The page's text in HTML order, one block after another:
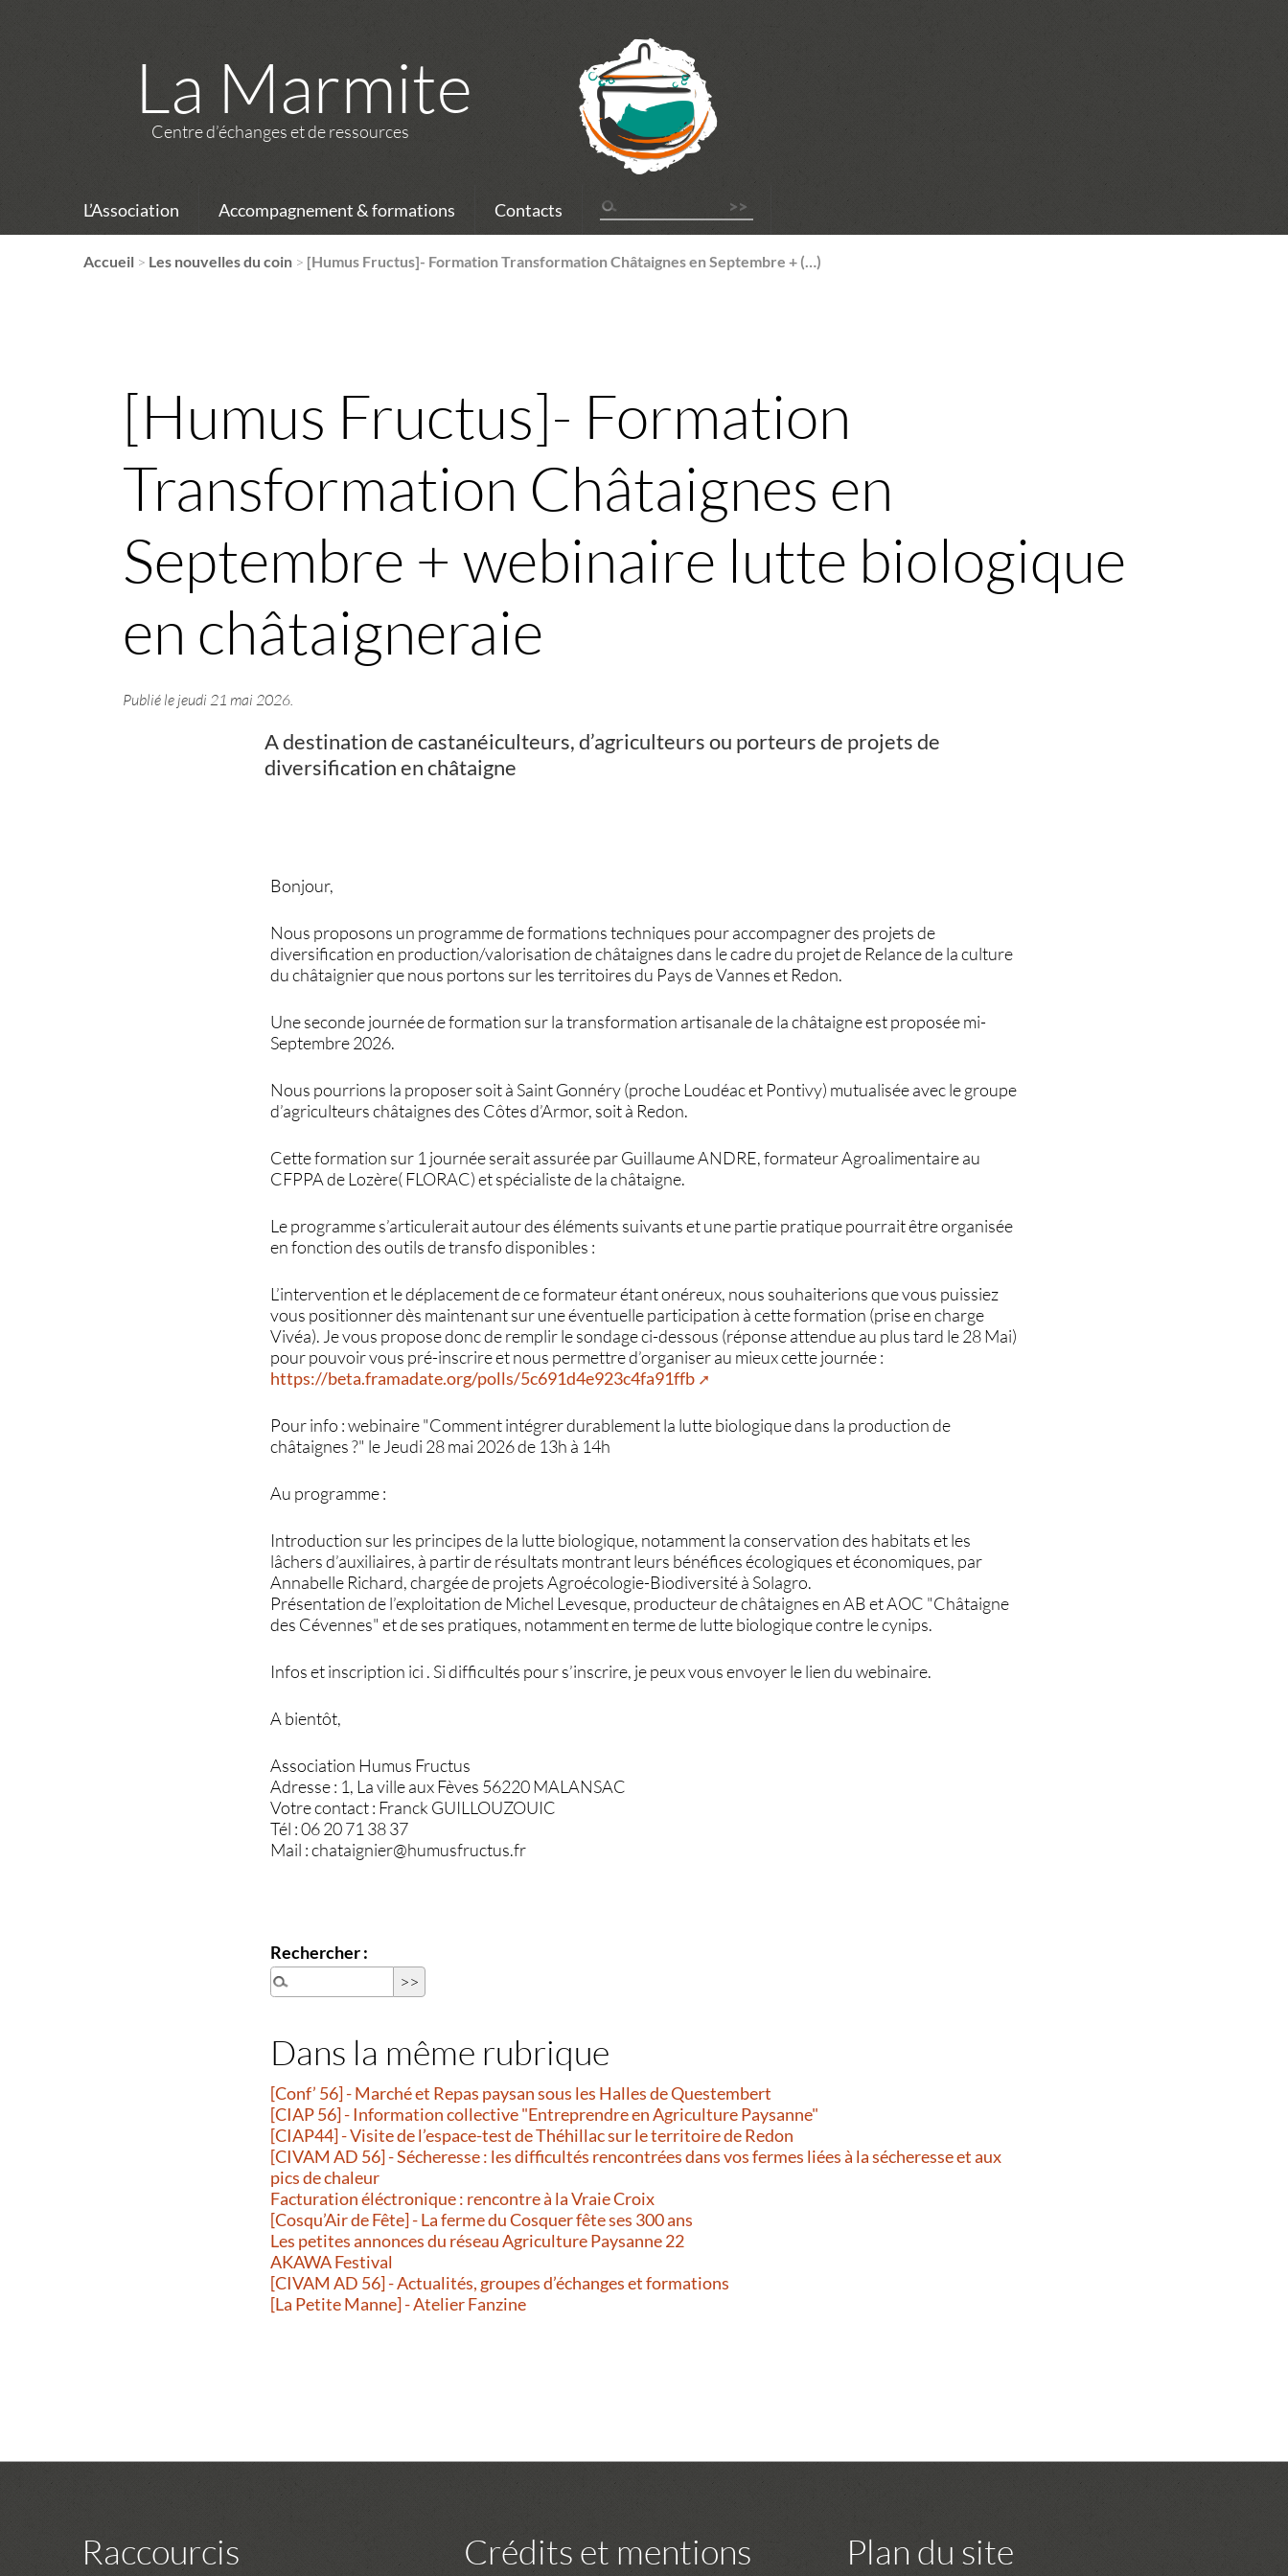
La Marmite
Centre d’échanges et de ressources
L’Association Accompagnement & formations Contacts
Accueil > Les nouvelles du coin > [Humus Fructus]- Formation Transformation Châtaignes en Septembre + (…)
[Humus Fructus]- Formation
Transformation Châtaignes en
Septembre + webinaire lutte biologique
en châtaigneraie
Publié le jeudi 21 mai 2026.
A destination de castanéiculteurs, d’agriculteurs ou porteurs de projets de
diversification en châtaigne
Bonjour,
Nous proposons un programme de formations techniques pour accompagner des projets de
diversification en production/valorisation de châtaignes dans le cadre du projet de Relance de la culture
du châtaignier que nous portons sur les territoires du Pays de Vannes et Redon.
Une seconde journée de formation sur la transformation artisanale de la châtaigne est proposée mi-
Septembre 2026.
Nous pourrions la proposer soit à Saint Gonnéry (proche Loudéac et Pontivy) mutualisée avec le groupe
d’agriculteurs châtaignes des Côtes d’Armor, soit à Redon.
Cette formation sur 1 journée serait assurée par Guillaume ANDRE, formateur Agroalimentaire au
CFPPA de Lozère( FLORAC) et spécialiste de la châtaigne.
Le programme s’articulerait autour des éléments suivants et une partie pratique pourrait être organisée
en fonction des outils de transfo disponibles :
L’intervention et le déplacement de ce formateur étant onéreux, nous souhaiterions que vous puissiez
vous positionner dès maintenant sur une éventuelle participation à cette formation (prise en charge
Vivéa). Je vous propose donc de remplir le sondage ci-dessous (réponse attendue au plus tard le 28 Mai)
pour pouvoir vous pré-inscrire et nous permettre d’organiser au mieux cette journée :
https://beta.framadate.org/polls/5c691d4e923c4fa91ffb
Pour info : webinaire "Comment intégrer durablement la lutte biologique dans la production de
châtaignes ?" le Jeudi 28 mai 2026 de 13h à 14h
Au programme :
Introduction sur les principes de la lutte biologique, notamment la conservation des habitats et les
lâchers d’auxiliaires, à partir de résultats montrant leurs bénéfices écologiques et économiques, par
Annabelle Richard, chargée de projets Agroécologie-Biodiversité à Solagro.
Présentation de l’exploitation de Michel Levesque, producteur de châtaignes en AB et AOC "Châtaigne
des Cévennes" et de ses pratiques, notamment en terme de lutte biologique contre le cynips.
Infos et inscription ici . Si difficultés pour s’inscrire, je peux vous envoyer le lien du webinaire.
A bientôt,
Association Humus Fructus
Adresse : 1, La ville aux Fèves 56220 MALANSAC
Votre contact : Franck GUILLOUZOUIC
Tél : 06 20 71 38 37
Mail : chataignier@humusfructus.fr
Rechercher :
Dans la même rubrique
[Conf’ 56] - Marché et Repas paysan sous les Halles de Questembert
[CIAP 56] - Information collective "Entreprendre en Agriculture Paysanne"
[CIAP44] - Visite de l’espace-test de Théhillac sur le territoire de Redon
[CIVAM AD 56] - Sécheresse : les difficultés rencontrées dans vos fermes liées à la sécheresse et aux
pics de chaleur
Facturation éléctronique : rencontre à la Vraie Croix
[Cosqu’Air de Fête] - La ferme du Cosquer fête ses 300 ans
Les petites annonces du réseau Agriculture Paysanne 22
AKAWA Festival
[CIVAM AD 56] - Actualités, groupes d’échanges et formations
[La Petite Manne] - Atelier Fanzine
Raccourcis
Crédits et mentions
Plan du site